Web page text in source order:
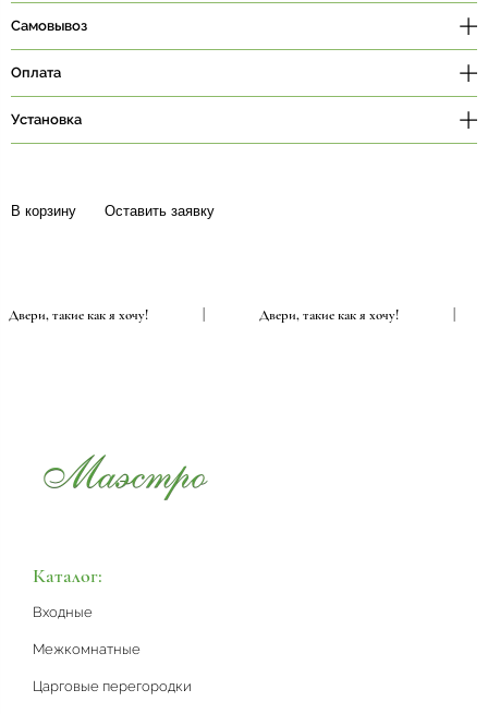
Самовывоз
Оплата
Установка
В корзину Оставить заявку
Двери, такие как я хочу! Двери, такие как я хочу!
Каталог:
Входные
Межкомнатные
Царговые перегородки